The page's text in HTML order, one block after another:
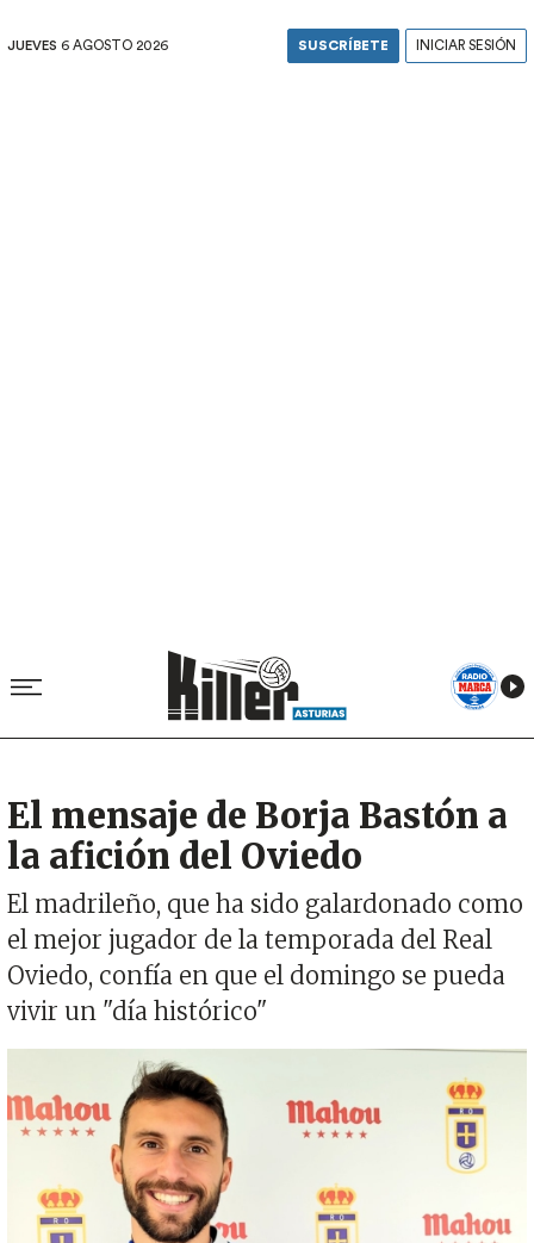
JUEVES 6 AGOSTO 2026 SUSCRÍBETE INICIAR SESIÓN
El mensaje de Borja Bastón a
la afición del Oviedo
El madrileño, que ha sido galardonado como
el mejor jugador de la temporada del Real
Oviedo, confía en que el domingo se pueda
vivir un "día histórico"